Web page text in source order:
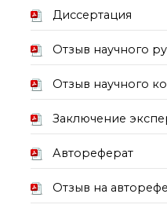
Рекомендации ВАК
о типовых нарушениях
Новости института
Конференции
Новости
диссертационных
советов
Новые лаборатории
Институт в СМИ
Конкурсы, премии
Диссертация
Отзыв научного
Отзыв научного
Заключение
Автореферат
Отзыв на